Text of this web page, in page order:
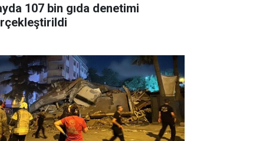
107 bin gıda denetimi